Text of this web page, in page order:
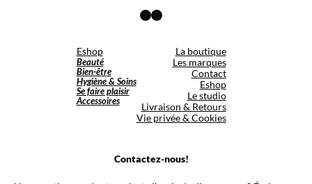
Facebook
Instagram
Eshop
Beauté
Bien-être
Hygiène & Soins
Se faire plaisir
Accessoires
La boutique
Les marques
Contact
Eshop
Le studio
Livraison & Retours
Vie privée & Cookies
Contactez-nous!